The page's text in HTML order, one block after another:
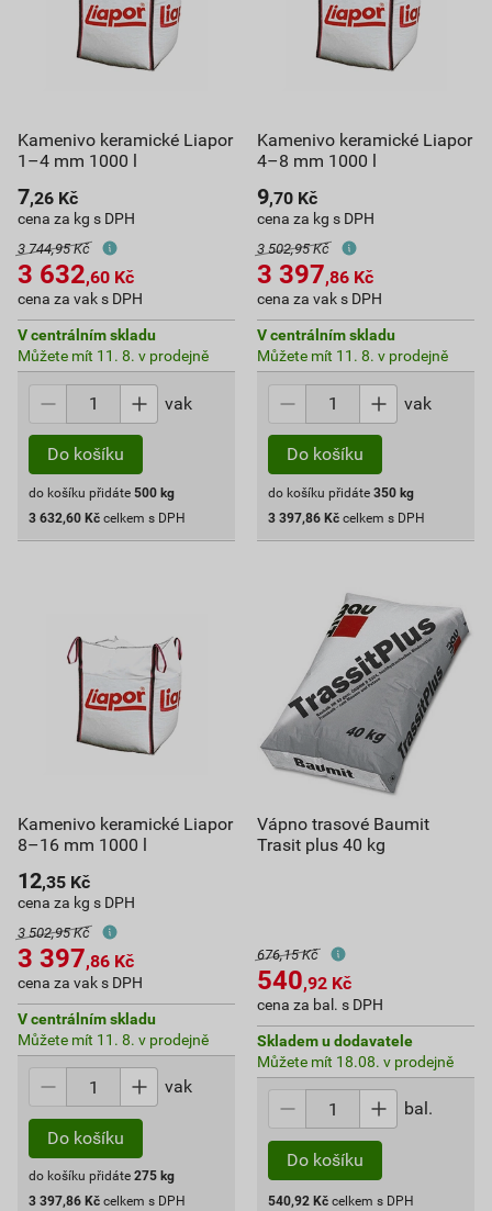
Kamenivo keramické Liapor
1–4 mm 1000 l
7,26 Kč
cena za kg s DPH
3 744,95 Kč
3 632,60 Kč
cena za vak s DPH
V centrálním skladu
Můžete mít 11. 8. v prodejně
vak
Do košíku
do košíku přidáte 500 kg
3 632,60 Kč celkem s DPH
Kamenivo keramické Liapor
4–8 mm 1000 l
9,70 Kč
cena za kg s DPH
3 502,95 Kč
3 397,86 Kč
cena za vak s DPH
V centrálním skladu
Můžete mít 11. 8. v prodejně
vak
Do košíku
do košíku přidáte 350 kg
3 397,86 Kč celkem s DPH
Kamenivo keramické Liapor
8–16 mm 1000 l
12,35 Kč
cena za kg s DPH
3 502,95 Kč
3 397,86 Kč
cena za vak s DPH
V centrálním skladu
Můžete mít 11. 8. v prodejně
vak
Do košíku
do košíku přidáte 275 kg
3 397,86 Kč celkem s DPH
Vápno trasové Baumit
Trasit plus 40 kg
676,15 Kč
540,92 Kč
cena za bal. s DPH
Skladem u dodavatele
Můžete mít 18.08. v prodejně
bal.
Do košíku
540,92 Kč celkem s DPH